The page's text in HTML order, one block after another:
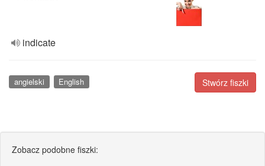
indicate
Stwórz fiszki
angielski English
Zobacz podobne fiszki: